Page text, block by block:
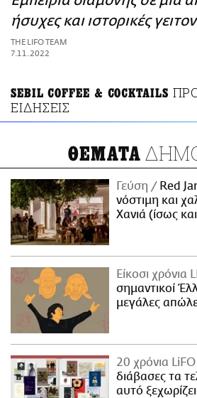
ΑΜΠΑ
PRINT
ήσυχες και ιστορικές
THE LIFO TEAM
7.11.2022
SEBIL COFFEE & COCKTAILS
ΕΙΔΗΣΕΙΣ
ΘΕΜΑΤΑ
Γεύση
Red
νόστιμη και
Χανιά (ίσως
Είκοσι χρόνια
σημαντικοί
μεγάλες
20 χρόνια LiFO
διάβασες τα
αυτό